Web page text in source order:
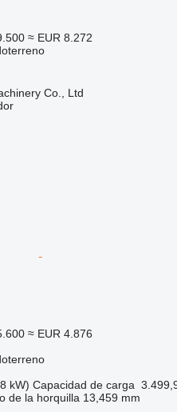
≈ EUR 8.272
Co., Ltd
≈ EUR 4.876
kW) Capacidad de carga
de la horquilla 13,459 mm